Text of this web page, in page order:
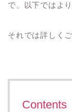
で、以下ではよ
それでは詳しく
Contents